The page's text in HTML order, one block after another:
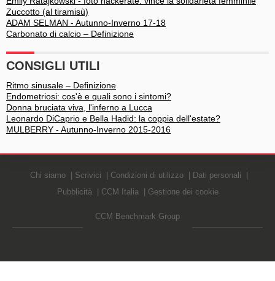
Zuccotto (al tiramisù)
ADAM SELMAN - Autunno-Inverno 17-18
Carbonato di calcio – Definizione
CONSIGLI UTILI
Ritmo sinusale – Definizione
Endometriosi: cos'è e quali sono i sintomi?
Donna bruciata viva, l'inferno a Lucca
Leonardo DiCaprio e Bella Hadid: la coppia dell'estate?
MULBERRY - Autunno-Inverno 2015-2016
Chi siamo Scrivici Condizioni di utilizzo
Dati personali
Pubblicità
CCM Italia Gestione dei cookie
CCM Benchmark Group